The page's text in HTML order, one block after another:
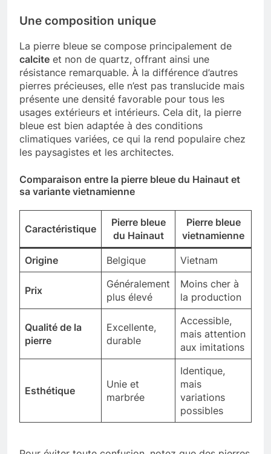
Une composition unique
La pierre bleue se compose principalement de
calcite et non de quartz, offrant ainsi une
résistance remarquable. À la différence d’autres
pierres précieuses, elle n’est pas translucide mais
présente une densité favorable pour tous les
usages extérieurs et intérieurs. Cela dit, la pierre
bleue est bien adaptée à des conditions
climatiques variées, ce qui la rend populaire chez
les paysagistes et les architectes.
Comparaison entre la pierre bleue du Hainaut et
sa variante vietnamienne
Caractéristique
Pierre bleue
du Hainaut
Pierre bleue
vietnamienne
Origine Belgique Vietnam
Prix
Généralement
plus élevé
Moins cher à
la production
Qualité de la
pierre
Excellente,
durable
Accessible,
mais attention
aux imitations
Esthétique
Unie et
marbrée
Identique,
mais
variations
possibles